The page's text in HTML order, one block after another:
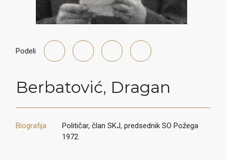
Podeli
Berbatović, Dragan
Biografija
Političar, član SKJ, predsednik SO Požega
1972.